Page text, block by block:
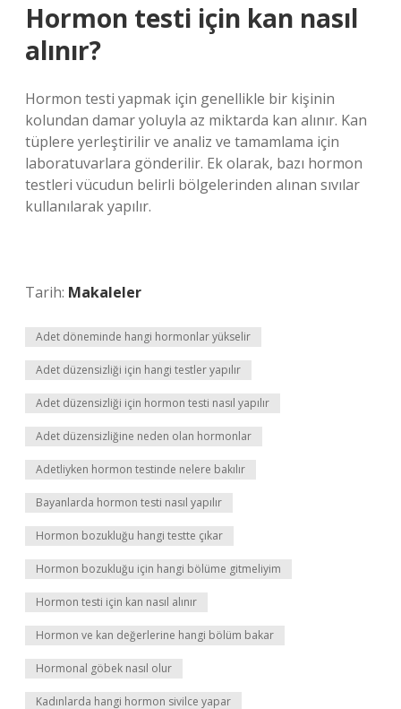
Hormon testi için kan nasıl
alınır?
Hormon testi yapmak için genellikle bir kişinin
kolundan damar yoluyla az miktarda kan alınır. Kan
tüplere yerleştirilir ve analiz ve tamamlama için
laboratuvarlara gönderilir. Ek olarak, bazı hormon
testleri vücudun belirli bölgelerinden alınan sıvılar
kullanılarak yapılır.
Tarih: Makaleler
Adet döneminde hangi hormonlar yükselir
Adet düzensizliği için hangi testler yapılır
Adet düzensizliği için hormon testi nasıl yapılır
Adet düzensizliğine neden olan hormonlar
Adetliyken hormon testinde nelere bakılır
Bayanlarda hormon testi nasıl yapılır
Hormon bozukluğu hangi testte çıkar
Hormon bozukluğu için hangi bölüme gitmeliyim
Hormon testi için kan nasıl alınır
Hormon ve kan değerlerine hangi bölüm bakar
Hormonal göbek nasıl olur
Kadınlarda hangi hormon sivilce yapar